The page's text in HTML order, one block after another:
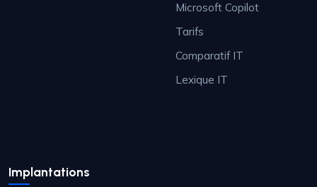
Microsoft Copilot
Tarifs
Comparatif IT
Lexique IT
Implantations